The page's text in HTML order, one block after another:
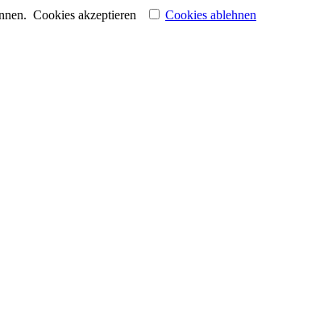
Cookies akzeptieren
Cookies ablehnen